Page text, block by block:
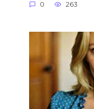
0 263